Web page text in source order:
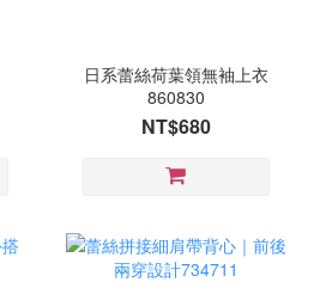
日系蕾絲荷葉領無袖上衣
860830
NT$680